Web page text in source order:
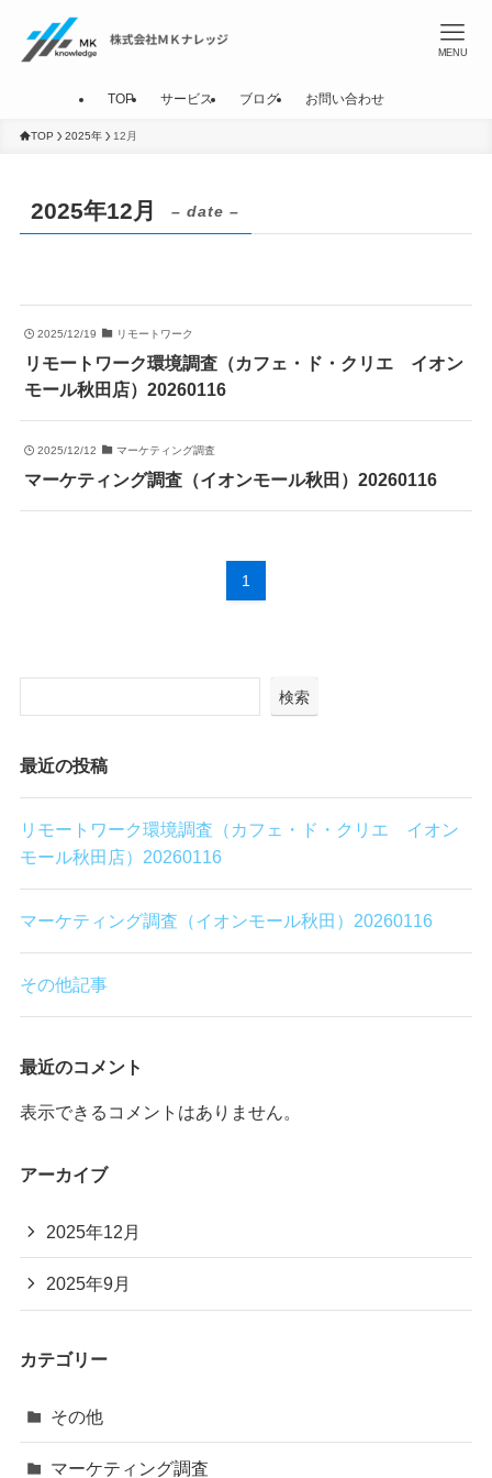
MENU
TOP サービス ブログ お問い合わせ
TOP 2025年 12月
2025年12月 – date –
2025/12/19 リモートワーク
リモートワーク環境調査（カフェ・ド・クリエ イオン
モール秋田店）20260116
2025/12/12 マーケティング調査
マーケティング調査（イオンモール秋田）20260116
1
検索
最近の投稿
リモートワーク環境調査（カフェ・ド・クリエ イオン
モール秋田店）20260116
マーケティング調査（イオンモール秋田）20260116
その他記事
最近のコメント
表示できるコメントはありません。
アーカイブ
2025年12月
2025年9月
カテゴリー
その他
マーケティング調査